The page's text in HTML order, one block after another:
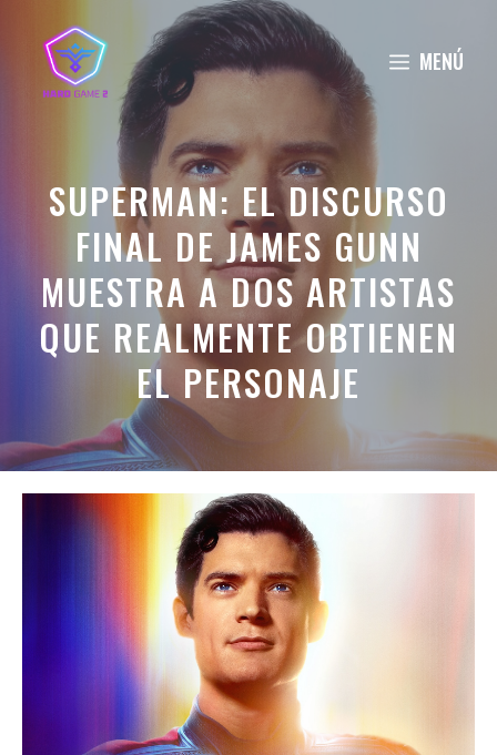
contenido
MENÚ
SUPERMAN: EL DISCURSO
FINAL DE JAMES GUNN
MUESTRA A DOS ARTISTAS
QUE REALMENTE OBTIENEN
EL PERSONAJE